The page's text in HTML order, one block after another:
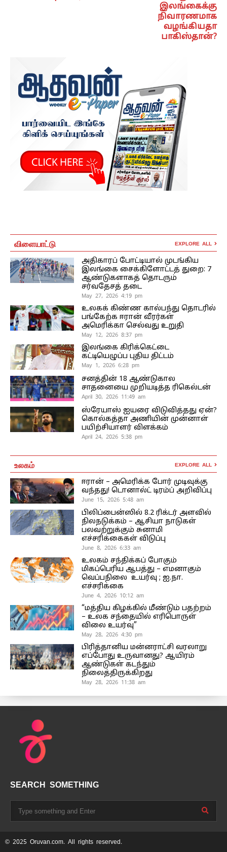
இலங்கைக்கு
நிவாரணமாக
வழங்கியதா
பாகிஸ்தான்?
விளையாட்டு EXPLORE ALL
அதிகாரப் போட்டியால் முடங்கிய
இலங்கை சைக்கிளோட்டத் துறை: 7
ஆண்டுகளாகத் தொடரும்
சர்வதேசத் தடை
May 27, 2026 4:19 pm
உலகக் கிண்ண கால்பந்து தொடரில்
பங்கேற்க ஈரான் வீரர்கள்
அமெரிக்கா செல்வது உறுதி
May 12, 2026 8:37 pm
இலங்கை கிரிக்கெட்டை
கட்டியெழுப்ப புதிய திட்டம்
May 1, 2026 6:28 pm
சனத்தின் 18 ஆண்டுகால
சாதனையை முறியடித்த ரிகெல்டன்
April 30, 2026 11:49 am
ஸ்ரேயாஸ் ஐயரை விடுவித்தது ஏன்?
கொல்கத்தா அணியின் முன்னாள்
பயிற்சியாளர் விளக்கம்
April 24, 2026 5:38 pm
உலகம் EXPLORE ALL
ஈரான் – அமெரிக்க போர் முடிவுக்கு
வந்தது! டொனால்ட் டிரம்ப் அறிவிப்பு
June 15, 2026 5:48 am
பிலிப்பைன்ஸில் 8.2 ரிக்டர் அளவில்
நிலநடுக்கம் – ஆசியா நாடுகள்
பலவற்றுக்கும் சுனாமி
எச்சரிக்கைகள் விடுப்பு
June 8, 2026 6:33 am
உலகம் சந்திக்கப் போகும்
மிகப்பெரிய ஆபத்து – எமனாகும்
வெப்பநிலை உயர்வு ; ஐ.நா.
எச்சரிக்கை
June 4, 2026 10:12 am
“மத்திய கிழக்கில் மீண்டும் பதற்றம்
– உலக சந்தையில் எரிபொருள்
விலை உயர்வு”
May 28, 2026 4:30 pm
பிரித்தானிய மன்னராட்சி வரலாறு
எப்போது உருவானது? ஆயிரம்
ஆண்டுகள் கடந்தும்
நிலைத்திருக்கிறது
May 28, 2026 11:38 am
SEARCH SOMETHING
© 2025 Oruvan.com. All rights reserved.